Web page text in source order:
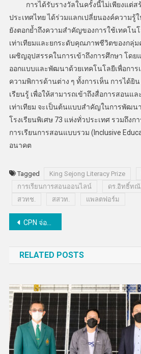
การได้รับรางวัลในครั้งนี้ไม่เพียงแต่ส
ประเทศไทย ได้ร่วมแลกเปลี่ยนองค์ความรู้
ยังตอกย้ำถึงความสำคัญของการใช้เทคโน
เท่าเทียมและยกระดับคุณภาพชีวิตของกลุ่ม
เผชิญอุปสรรคในการเข้าถึงการศึกษา โด
ออกแบบและพัฒนาด้วยเทคโนโลยีเพื่อการ
ความพิการด้านต่าง ๆ ทั้งการเห็น การได้ยิ
เรียนรู้ เพื่อให้สามารถเข้าถึงสื่อการสอนแล
เท่าเทียม จะเป็นต้นแบบสำคัญในการพัฒน
โรงเรียนพิเศษ 73 แห่งทั่วประเทศ รวมถึง
การเรียนการสอนแบบรวม (Inclusive
อนาคต
Tagged King Sejong Literacy Prize
การเรียนการสอนออนไลน์
ดร.อิทธิ์ท
สวทช.
สสวท. แพลตฟอร์ม
แนะแนว
CPN จ่อเปิด “GO Hotel กรุงเทพ สุวรรณภูมิ แอร์พอร์ต” ปลายปี 68 ขยายเพิ่มอีก 25 โรงแรมทั่วประเทศใน 5 ปี
RELATED POSTS